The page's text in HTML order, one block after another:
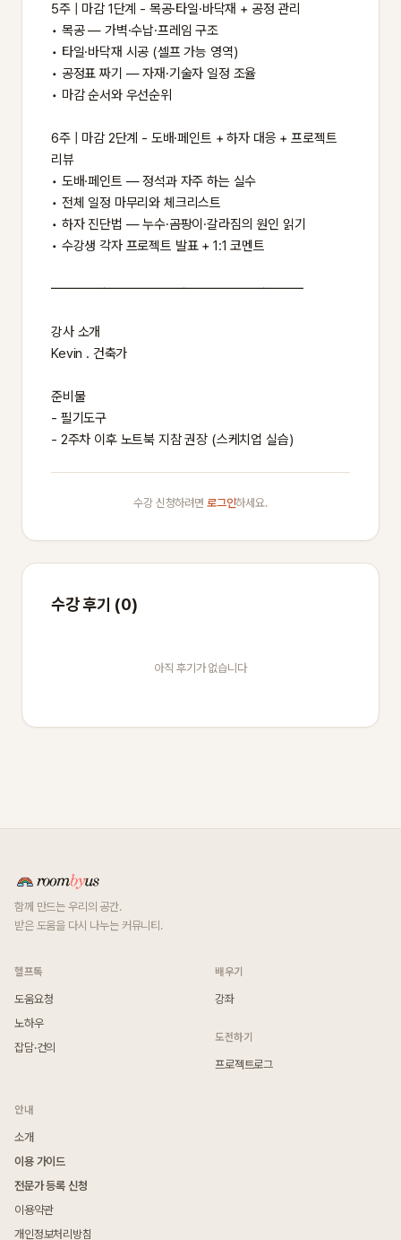
5주 | 마감 1단계 - 목공·타일·바닥재 + 공정 관리
• 목공 — 가벽·수납·프레임 구조
• 타일·바닥재 시공 (셀프 가능 영역)
• 공정표 짜기 — 자재·기술자 일정 조율
• 마감 순서와 우선순위
6주 | 마감 2단계 - 도배·페인트 + 하자 대응 + 프로젝트
리뷰
• 도배·페인트 — 정석과 자주 하는 실수
• 전체 일정 마무리와 체크리스트
• 하자 진단법 — 누수·곰팡이·갈라짐의 원인 읽기
• 수강생 각자 프로젝트 발표 + 1:1 코멘트
━━━━━━━━━━━━━━━━━━━
강사 소개
Kevin . 건축가
준비물
- 필기도구
- 2주차 이후 노트북 지참 권장 (스케치업 실습)
수강 신청하려면 로그인하세요.
수강 후기 (0)
아직 후기가 없습니다
함께 만드는 우리의 공간.
받은 도움을 다시 나누는 커뮤니티.
헬프톡
도움요청
노하우
잡담·건의
배우기
강좌
도전하기
프로젝트로그
안내
소개
이용 가이드
전문가 등록 신청
이용약관
개인정보처리방침